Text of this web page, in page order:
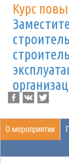
Курс
О мероприятии